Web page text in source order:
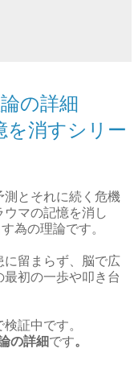
の詳細
を消すシリー
測とそれに続く危機
マの記憶を消し
為の理論です。
に留まらず、脳で広
最初の一歩や叩き台
証中です。
の詳細です。